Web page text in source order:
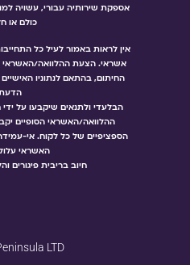
אספקת שירותיה עבורי, עשויה
כולם או
אין לראות באמור לעיל כל
אשראי. הצעת ההלוואה/האשראי
החיתום, בהתאם לנתוניו
הבלעדי ולתנאים שיקבעו על
ההלוואה/האשראי הסופיים
הספציפיים של כל לקוח. אי-
האשראי
חיוב בריבית פיגורים
LTD